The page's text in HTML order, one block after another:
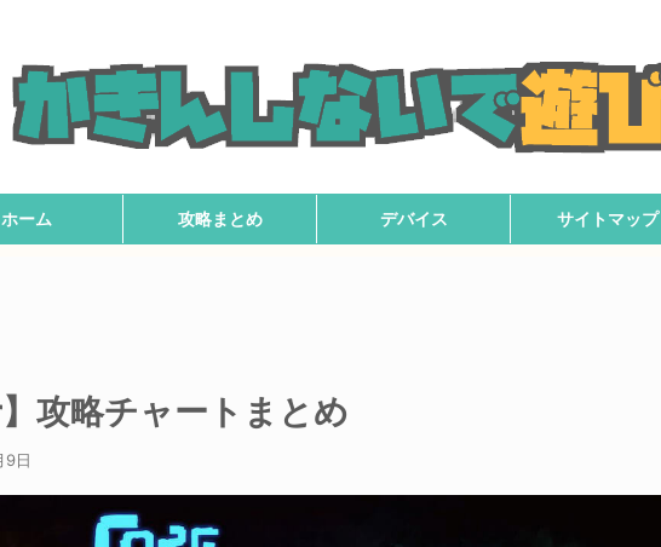
ホーム 攻略まとめ デバイス サイトマップ
攻略チャートまとめ
9日